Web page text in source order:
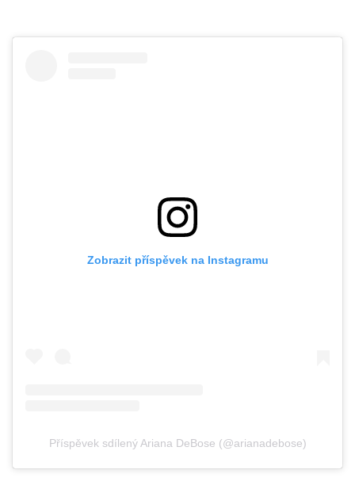
Zobrazit příspěvek na Instagramu
Příspěvek sdílený Ariana DeBose (@arianadebose)